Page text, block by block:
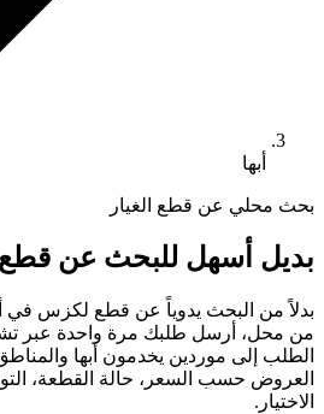
أبها
بحث محلي عن قطع الغيار
بديل أسهل للبحث عن
بدلاً من البحث يدوياً عن قطع لكزس في
من محل، أرسل طلبك مرة واحدة عبر
الطلب إلى موردين يخدمون أبها
العروض حسب السعر، حالة القطعة،
الاختيار.